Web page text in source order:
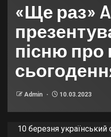
«Ще раз»
пісню про
Admin 10.03.2023
10 березня